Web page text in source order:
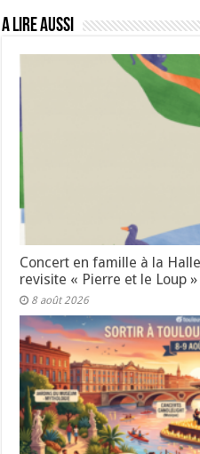
A lire aussi
Concert en famille à la
revisite « Pierre et le Loup »
8 août 2026